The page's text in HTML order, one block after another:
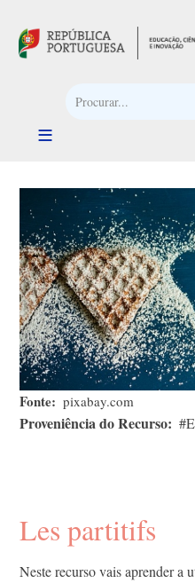
Fonte pixabay.com
Proveniência do Recurso
Les partitifs
Neste recurso vais aprender a